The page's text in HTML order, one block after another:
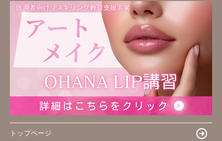
トップページ